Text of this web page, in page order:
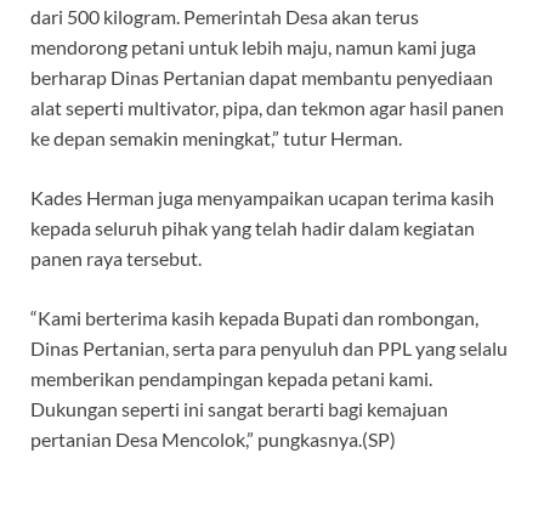
dari 500 kilogram. Pemerintah Desa akan terus
mendorong petani untuk lebih maju, namun kami juga
berharap Dinas Pertanian dapat membantu penyediaan
alat seperti multivator, pipa, dan tekmon agar hasil panen
ke depan semakin meningkat,” tutur Herman.
Kades Herman juga menyampaikan ucapan terima kasih
kepada seluruh pihak yang telah hadir dalam kegiatan
panen raya tersebut.
“Kami berterima kasih kepada Bupati dan rombongan,
Dinas Pertanian, serta para penyuluh dan PPL yang selalu
memberikan pendampingan kepada petani kami.
Dukungan seperti ini sangat berarti bagi kemajuan
pertanian Desa Mencolok,” pungkasnya.(SP)